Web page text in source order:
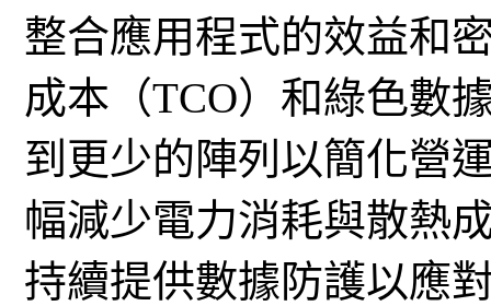
整合應用程式的效益和
成本（TCO）和綠色數
到更少的陣列以簡化營
幅減少電力消耗與散熱
持續提供數據防護以應